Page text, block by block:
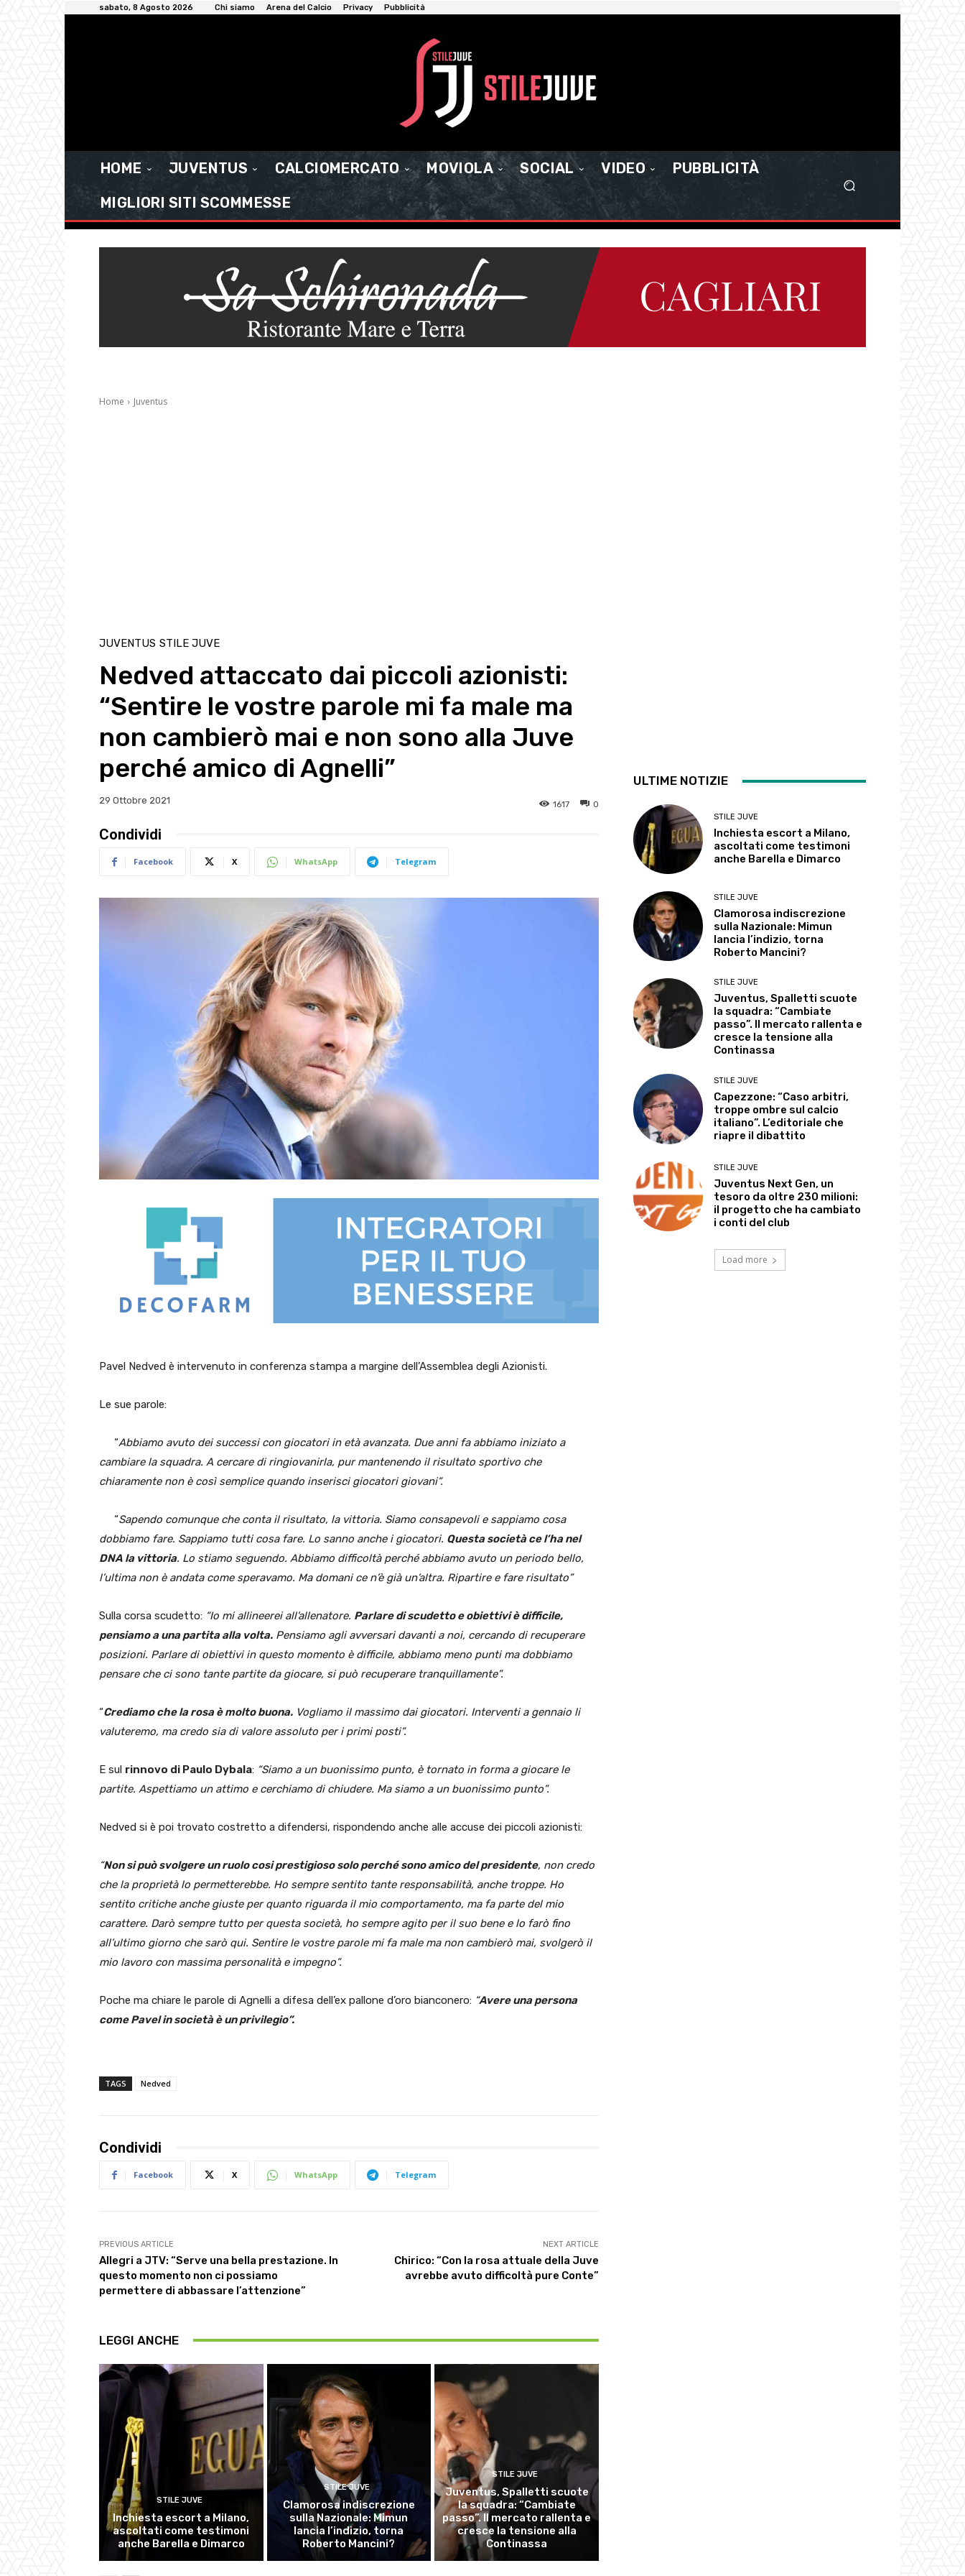
sabato, 8 Agosto 2026 Chi siamo Arena del Calcio Privacy Pubblicità
HOME JUVENTUS CALCIOMERCATO MOVIOLA SOCIAL VIDEO
PUBBLICITÀ
MIGLIORI SITI SCOMMESSE
Home Juventus
JUVENTUS STILE JUVE
Nedved attaccato dai piccoli azionisti:
“Sentire le vostre parole mi fa male ma
non cambierò mai e non sono alla Juve
perché amico di Agnelli”
29 Ottobre 2021 0
1617
Condividi
Facebook X WhatsApp Telegram
Pavel Nedved è intervenuto in conferenza stampa a margine dell’Assemblea degli Azionisti.
Le sue parole:
“Abbiamo avuto dei successi con giocatori in età avanzata. Due anni fa abbiamo iniziato a
cambiare la squadra. A cercare di ringiovanirla, pur mantenendo il risultato sportivo che
chiaramente non è così semplice quando inserisci giocatori giovani”.
“Sapendo comunque che conta il risultato, la vittoria. Siamo consapevoli e sappiamo cosa
dobbiamo fare. Sappiamo tutti cosa fare. Lo sanno anche i giocatori. Questa società ce l’ha nel
DNA la vittoria. Lo stiamo seguendo. Abbiamo difficoltà perché abbiamo avuto un periodo bello,
l’ultima non è andata come speravamo. Ma domani ce n’è già un’altra. Ripartire e fare risultato”
Sulla corsa scudetto: “Io mi allineerei all’allenatore. Parlare di scudetto e obiettivi è difficile,
pensiamo a una partita alla volta. Pensiamo agli avversari davanti a noi, cercando di recuperare
posizioni. Parlare di obiettivi in questo momento è difficile, abbiamo meno punti ma dobbiamo
pensare che ci sono tante partite da giocare, si può recuperare tranquillamente”.
“Crediamo che la rosa è molto buona. Vogliamo il massimo dai giocatori. Interventi a gennaio li
valuteremo, ma credo sia di valore assoluto per i primi posti”.
E sul rinnovo di Paulo Dybala: “Siamo a un buonissimo punto, è tornato in forma a giocare le
partite. Aspettiamo un attimo e cerchiamo di chiudere. Ma siamo a un buonissimo punto”.
Nedved si è poi trovato costretto a difendersi, rispondendo anche alle accuse dei piccoli azionisti:
“Non si può svolgere un ruolo cosi prestigioso solo perché sono amico del presidente, non credo
che la proprietà lo permetterebbe. Ho sempre sentito tante responsabilità, anche troppe. Ho
sentito critiche anche giuste per quanto riguarda il mio comportamento, ma fa parte del mio
carattere. Darò sempre tutto per questa società, ho sempre agito per il suo bene e lo farò fino
all’ultimo giorno che sarò qui. Sentire le vostre parole mi fa male ma non cambierò mai, svolgerò il
mio lavoro con massima personalità e impegno”.
Poche ma chiare le parole di Agnelli a difesa dell’ex pallone d’oro bianconero: “Avere una persona
come Pavel in società è un privilegio”.
TAGS Nedved
Condividi
Facebook X WhatsApp Telegram
PREVIOUS ARTICLE
Allegri a JTV: “Serve una bella prestazione. In
questo momento non ci possiamo
permettere di abbassare l’attenzione”
NEXT ARTICLE
Chirico: “Con la rosa attuale della Juve
avrebbe avuto difficoltà pure Conte”
LEGGI ANCHE
STILE JUVE
Inchiesta escort a Milano,
ascoltati come testimoni
anche Barella e Dimarco
STILE JUVE
Clamorosa indiscrezione
sulla Nazionale: Mimun
lancia l’indizio, torna
Roberto Mancini?
STILE JUVE
Juventus, Spalletti scuote
la squadra: “Cambiate
passo”. Il mercato rallenta e
cresce la tensione alla
Continassa
ULTIME NOTIZIE
STILE JUVE
Inchiesta escort a Milano,
ascoltati come testimoni
anche Barella e Dimarco
STILE JUVE
Clamorosa indiscrezione
sulla Nazionale: Mimun
lancia l’indizio, torna
Roberto Mancini?
STILE JUVE
Juventus, Spalletti scuote
la squadra: “Cambiate
passo”. Il mercato rallenta e
cresce la tensione alla
Continassa
STILE JUVE
Capezzone: “Caso arbitri,
troppe ombre sul calcio
italiano”. L’editoriale che
riapre il dibattito
STILE JUVE
Juventus Next Gen, un
tesoro da oltre 230 milioni:
il progetto che ha cambiato
i conti del club
Load more